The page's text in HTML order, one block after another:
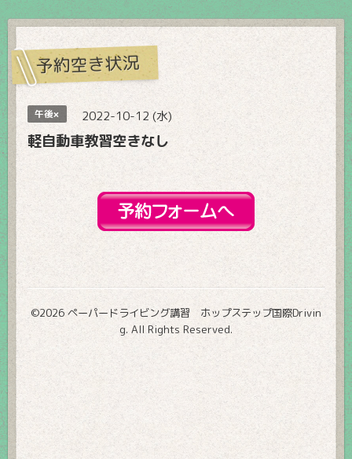
予約空き状況
午後× 2022-10-12 (水)
軽自動車教習空きなし
©2026 ペーパードライビング講習 ホップステップ国際Drivin
g. All Rights Reserved.